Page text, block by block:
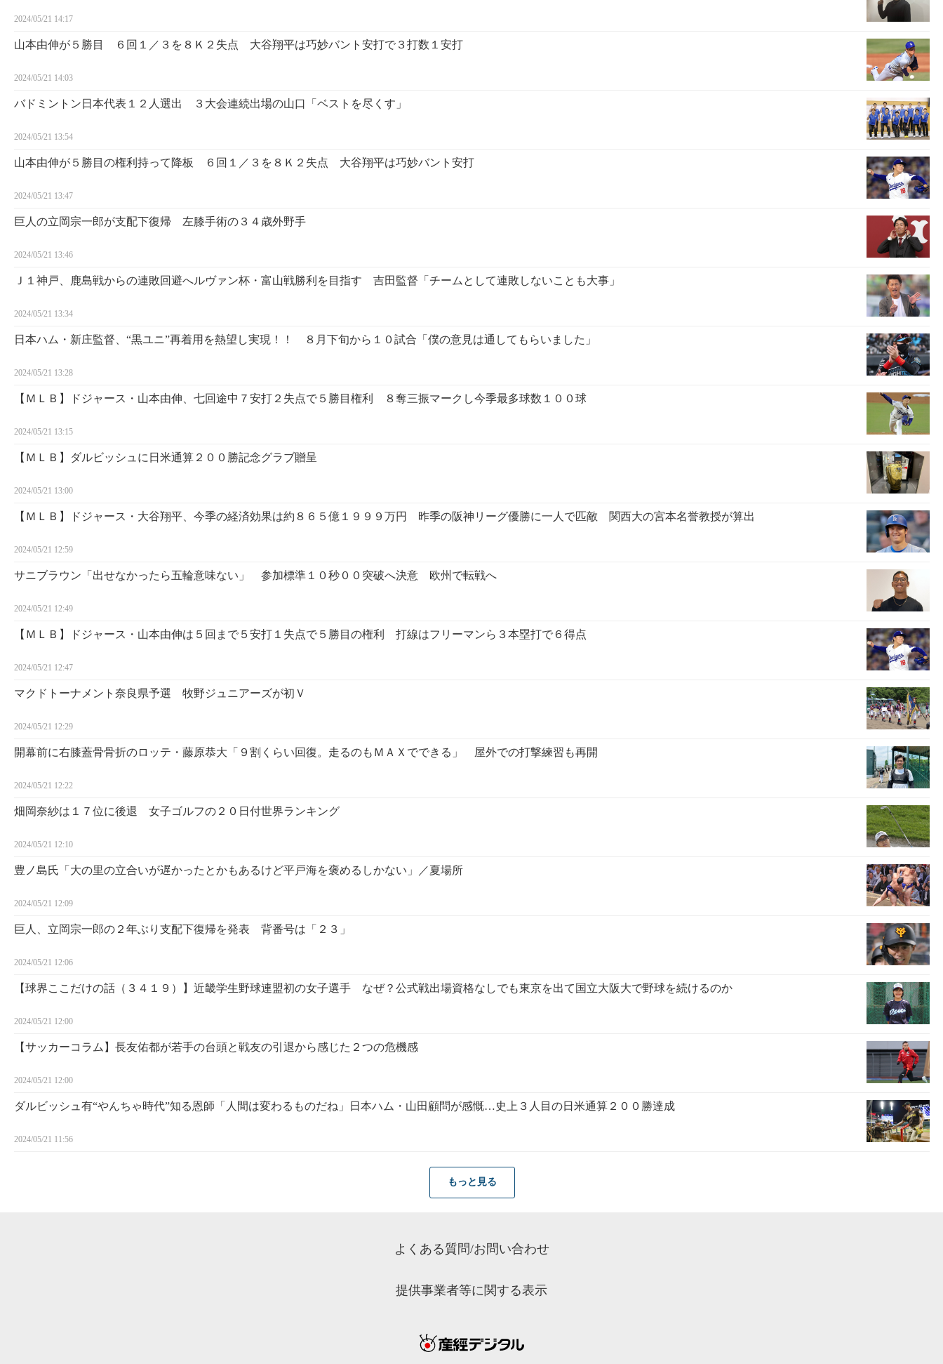
2024/05/21 14:17
山本由伸が５勝目 ６回１／３を８Ｋ２失点 大谷翔平は巧妙バント安打で３打数１安打
2024/05/21 14:03
バドミントン日本代表１２人選出 ３大会連続出場の山口「ベストを尽くす」
2024/05/21 13:54
山本由伸が５勝目の権利持って降板 ６回１／３を８Ｋ２失点 大谷翔平は巧妙バント安打
2024/05/21 13:47
巨人の立岡宗一郎が支配下復帰 左膝手術の３４歳外野手
2024/05/21 13:46
Ｊ１神戸、鹿島戦からの連敗回避へルヴァン杯・富山戦勝利を目指す 吉田監督「チームとして連敗しないことも大事」
2024/05/21 13:34
日本ハム・新庄監督、“黒ユニ”再着用を熱望し実現！！ ８月下旬から１０試合「僕の意見は通してもらいました」
2024/05/21 13:28
【ＭＬＢ】ドジャース・山本由伸、七回途中７安打２失点で５勝目権利 ８奪三振マークし今季最多球数１００球
2024/05/21 13:15
【ＭＬＢ】ダルビッシュに日米通算２００勝記念グラブ贈呈
2024/05/21 13:00
【ＭＬＢ】ドジャース・大谷翔平、今季の経済効果は約８６５億１９９９万円 昨季の阪神リーグ優勝に一人で匹敵 関西大の宮本名誉教授が算出
2024/05/21 12:59
サニブラウン「出せなかったら五輪意味ない」 参加標準１０秒００突破へ決意 欧州で転戦へ
2024/05/21 12:49
【ＭＬＢ】ドジャース・山本由伸は５回まで５安打１失点で５勝目の権利 打線はフリーマンら３本塁打で６得点
2024/05/21 12:47
マクドトーナメント奈良県予選 牧野ジュニアーズが初Ｖ
2024/05/21 12:29
開幕前に右膝蓋骨骨折のロッテ・藤原恭大「９割くらい回復。走るのもＭＡＸでできる」 屋外での打撃練習も再開
2024/05/21 12:22
畑岡奈紗は１７位に後退 女子ゴルフの２０日付世界ランキング
2024/05/21 12:10
豊ノ島氏「大の里の立合いが遅かったとかもあるけど平戸海を褒めるしかない」／夏場所
2024/05/21 12:09
巨人、立岡宗一郎の２年ぶり支配下復帰を発表 背番号は「２３」
2024/05/21 12:06
【球界ここだけの話（３４１９）】近畿学生野球連盟初の女子選手 なぜ？公式戦出場資格なしでも東京を出て国立大阪大で野球を続けるのか
2024/05/21 12:00
【サッカーコラム】長友佑都が若手の台頭と戦友の引退から感じた２つの危機感
2024/05/21 12:00
ダルビッシュ有“やんちゃ時代”知る恩師「人間は変わるものだね」日本ハム・山田顧問が感慨…史上３人目の日米通算２００勝達成
2024/05/21 11:56
もっと見る
よくある質問/お問い合わせ
提供事業者等に関する表示